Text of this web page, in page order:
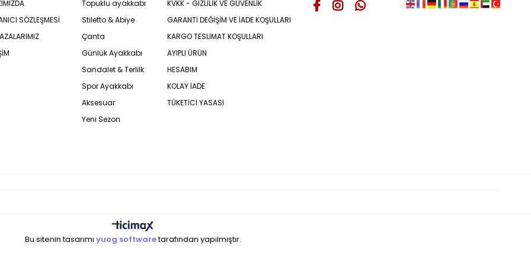
SÖZLEŞMESİ
Topuklu ayakkabı
Stiletto & Abiye
Çanta
Günlük Ayakkabı
Sandalet & Terlilk
Spor Ayakkabı
Aksesuar
Yeni Sezon
KVKK - GİZLİLİK VE GÜVENLİK
GARANTİ DEĞİŞİM VE İADE KOŞULLARI
KARGO TESLİMAT KOŞULLARI
AYIPLI ÜRÜN
HESABIM
KOLAY İADE
TÜKETİCİ YASASI
Bu sitenin tasarımı yuog softwaretarafından yapılmıştır.